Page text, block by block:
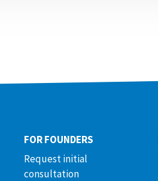
FOR FOUNDERS
Request initial
consultation